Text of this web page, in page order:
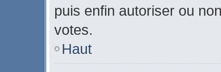
puis enfin autoriser ou
votes.
Haut